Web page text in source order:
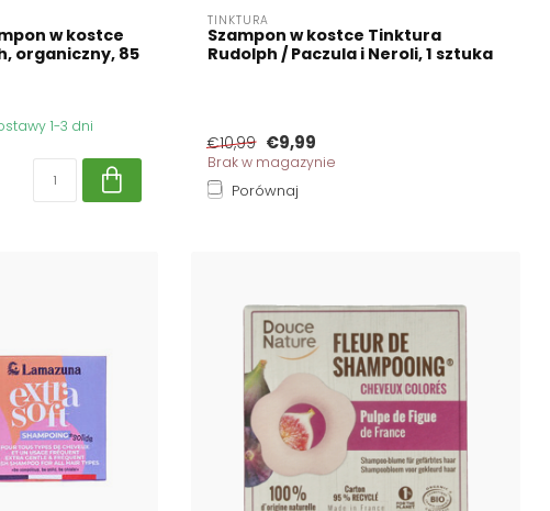
w kostce
organiczny, 85
1-3 dni
TINKTURA
Szampon w kostce Tinktura
Rudolph / Paczula i Neroli, 1 sztuka
€10,99 €9,99
Brak w magazynie
Porównaj